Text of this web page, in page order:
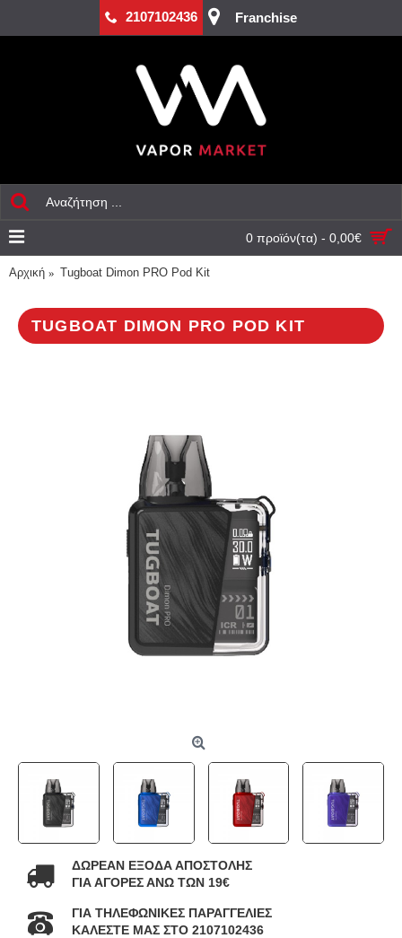
2107102436 Franchise
0 προϊόν(τα) - 0,00€
Αρχική Tugboat Dimon PRO Pod Kit
TUGBOAT DIMON PRO POD KIT
ΔΩΡΕΑΝ ΕΞΟΔΑ ΑΠΟΣΤΟΛΗΣ
ΓΙΑ ΑΓΟΡΕΣ ΑΝΩ ΤΩΝ 19€
ΓΙΑ ΤΗΛΕΦΩΝΙΚΕΣ ΠΑΡΑΓΓΕΛΙΕΣ
ΚΑΛΕΣΤΕ ΜΑΣ ΣΤΟ 2107102436